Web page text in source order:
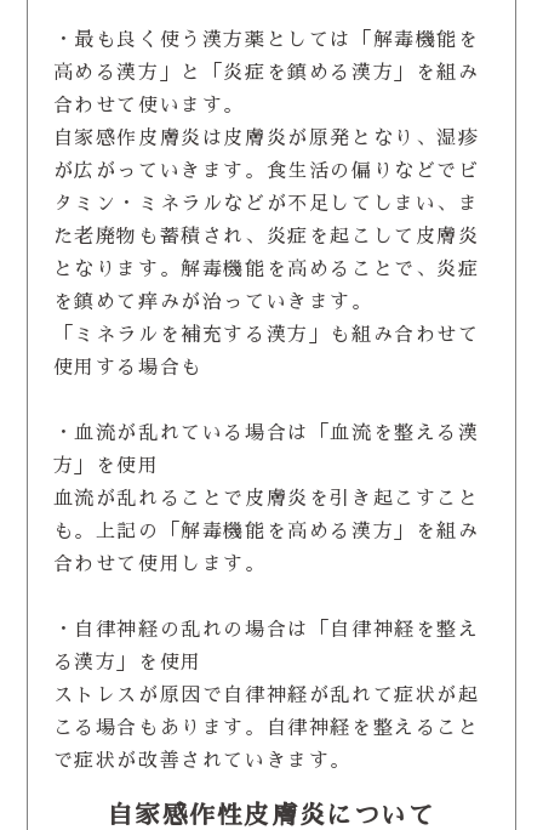
・最も良く使う漢方薬としては「解毒機能を
高める漢方」と「炎症を鎮める漢方」を組み
合わせて使います。
自家感作皮膚炎は皮膚炎が原発となり、湿疹
が広がっていきます。食生活の偏りなどでビ
タミン・ミネラルなどが不足してしまい、ま
た老廃物も蓄積され、炎症を起こして皮膚炎
となります。解毒機能を高めることで、炎症
を鎮めて痒みが治っていきます。
「ミネラルを補充する漢方」も組み合わせて
使用する場合も
・血流が乱れている場合は「血流を整える漢
方」を使用
血流が乱れることで皮膚炎を引き起こすこと
も。上記の「解毒機能を高める漢方」を組み
合わせて使用します。
・自律神経の乱れの場合は「自律神経を整え
る漢方」を使用
ストレスが原因で自律神経が乱れて症状が起
こる場合もあります。自律神経を整えること
で症状が改善されていきます。
自家感作性皮膚炎について